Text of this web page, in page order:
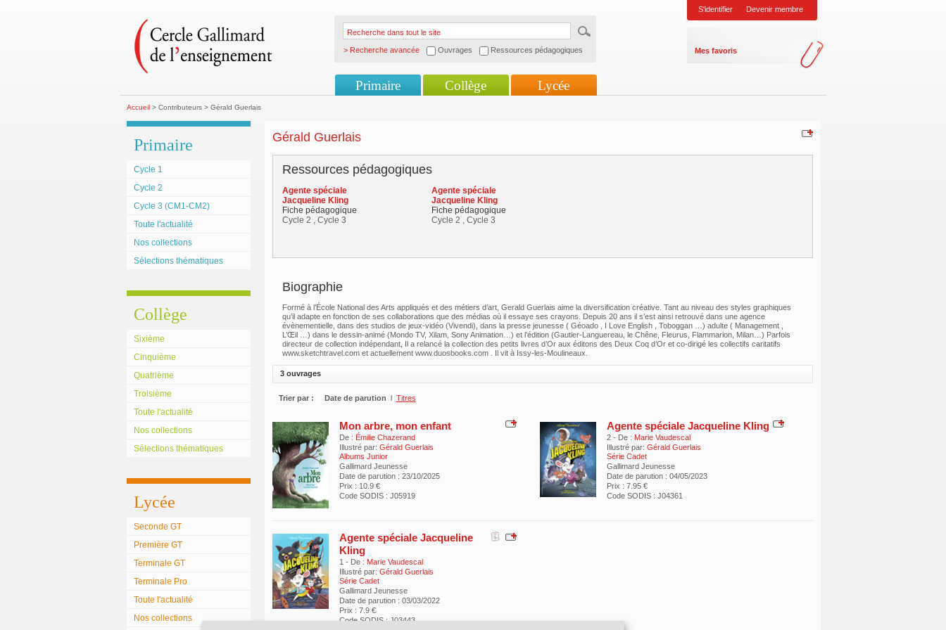
> Recherche avancée Ouvrages Ressources pédagogiques
S'identifier Devenir membre
Mes favoris
Primaire Collège Lycée
Accueil> Contributeurs > Gérald Guerlais
Primaire
Cycle 1
Cycle 2
Cycle 3 (CM1-CM2)
Toute l'actualité
Nos collections
Sélections thématiques
Collège
Sixième
Cinquième
Quatrième
Troisième
Toute l'actualité
Nos collections
Sélections thématiques
Lycée
Seconde GT
Première GT
Terminale GT
Terminale Pro
Toute l'actualité
Nos collections
Gérald Guerlais
Ressources pédagogiques
Agente spéciale
Jacqueline Kling
Fiche pédagogique
Cycle 2 , Cycle 3
Agente spéciale
Jacqueline Kling
Fiche pédagogique
Cycle 2 , Cycle 3
Biographie
Formé à l’École National des Arts appliqués et des métiers d’art, Gerald Guerlais aime la diversification créative. Tant au niveau des styles graphiques
qu’il adapte en fonction de ses collaborations que des médias où il essaye ses crayons. Depuis 20 ans il s’est ainsi retrouvé dans une agence
évènementielle, dans des studios de jeux-vidéo (Vivendi), dans la presse jeunesse ( Géoado , I Love English , Toboggan …) adulte ( Management ,
L’Œil …) dans le dessin-animé (Mondo TV, Xilam, Sony Animation…) et l’édition (Gautier-Languereau, le Chêne, Fleurus, Flammarion, Milan…) Parfois
directeur de collection indépendant, Il a relancé la collection des petits livres d’Or aux éditons des Deux Coq d’Or et co-dirigé les collectifs caritatifs
www.sketchtravel.com et actuellement www.duosbooks.com . Il vit à Issy-les-Moulineaux.
3 ouvrages
Trier par : Date de parution l Titres
Mon arbre, mon enfant
De : Émilie Chazerand
Illustré par: Gérald Guerlais
Albums Junior
Gallimard Jeunesse
Date de parution : 23/10/2025
Prix : 10.9 €
Code SODIS : J05919
Agente spéciale Jacqueline Kling
2 - De : Marie Vaudescal
Illustré par: Gérald Guerlais
Série Cadet
Gallimard Jeunesse
Date de parution : 04/05/2023
Prix : 7.95 €
Code SODIS : J04361
Agente spéciale Jacqueline
Kling
1 - De : Marie Vaudescal
Illustré par: Gérald Guerlais
Série Cadet
Gallimard Jeunesse
Date de parution : 03/03/2022
Prix : 7.9 €
Code SODIS : J03443